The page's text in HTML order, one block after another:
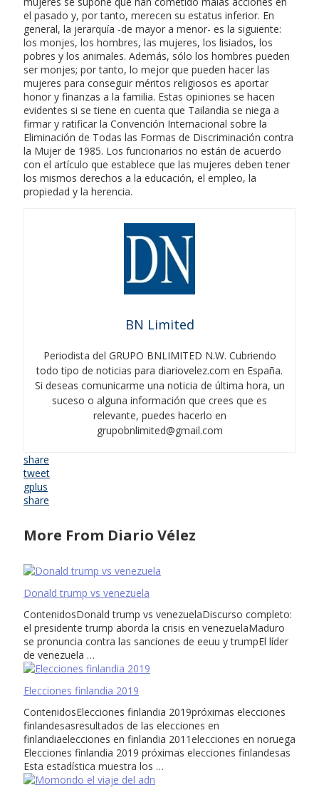
el pasado y, por tanto, merecen su estatus inferior. En
general, la jerarquía -de mayor a menor- es la siguiente:
los monjes, los hombres, las mujeres, los lisiados, los
pobres y los animales. Además, sólo los hombres pueden
ser monjes; por tanto, lo mejor que pueden hacer las
mujeres para conseguir méritos religiosos es aportar
honor y finanzas a la familia. Estas opiniones se hacen
evidentes si se tiene en cuenta que Tailandia se niega a
firmar y ratificar la Convención Internacional sobre la
Eliminación de Todas las Formas de Discriminación contra
la Mujer de 1985. Los funcionarios no están de acuerdo
con el artículo que establece que las mujeres deben tener
los mismos derechos a la educación, el empleo, la
propiedad y la herencia.
BN Limited
Periodista del GRUPO BNLIMITED N.W. Cubriendo
todo tipo de noticias para diariovelez.com en España.
Si deseas comunicarme una noticia de última hora, un
suceso o alguna información que crees que es
relevante, puedes hacerlo en
grupobnlimited@gmail.com
share
tweet
gplus
share
More From Diario Vélez
Donald trump vs venezuela
ContenidosDonald trump vs venezuelaDiscurso completo:
el presidente trump aborda la crisis en venezuelaMaduro
se pronuncia contra las sanciones de eeuu y trumpEl líder
de venezuela …
Elecciones finlandia 2019
ContenidosElecciones finlandia 2019próximas elecciones
finlandesasresultados de las elecciones en
finlandiaelecciones en finlandia 2011elecciones en noruega
Elecciones finlandia 2019 próximas elecciones finlandesas
Esta estadística muestra los …